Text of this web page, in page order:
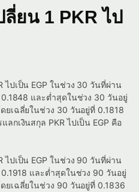
ยน 1 PKR ไป
ไปเป็น EGP ในช่วง 30 วันที่ผ่าน
และต่ำสุดในช่วง 30 วันอยู่
ยเฉลี่ยในช่วง 30 วันอยู่ที่ 0.1818
ลกเงินสกุล PKR ไปเป็น EGP คือ
ไปเป็น EGP ในช่วง 90 วันที่ผ่าน
และต่ำสุดในช่วง 90 วันอยู่
ยเฉลี่ยในช่วง 90 วันอยู่ที่ 0.1836